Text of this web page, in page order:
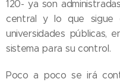
120- ya son
central y lo que
universidades públicas,
sistema para su control.
Poco a poco se irá